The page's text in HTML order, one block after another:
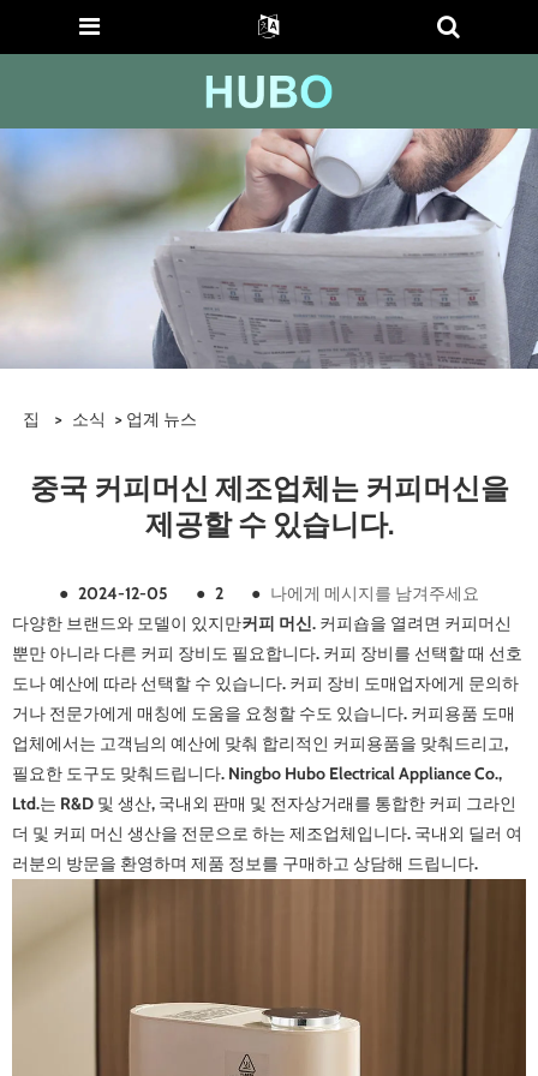
집 > 소식 > 업계 뉴스
중국 커피머신 제조업체는 커피머신을
제공할 수 있습니다.
● 2024-12-05 ● 2 ● 나에게 메시지를 남겨주세요
다양한 브랜드와 모델이 있지만커피 머신. 커피숍을 열려면 커피머신
뿐만 아니라 다른 커피 장비도 필요합니다. 커피 장비를 선택할 때 선호
도나 예산에 따라 선택할 수 있습니다. 커피 장비 도매업자에게 문의하
거나 전문가에게 매칭에 도움을 요청할 수도 있습니다. 커피용품 도매
업체에서는 고객님의 예산에 맞춰 합리적인 커피용품을 맞춰드리고,
필요한 도구도 맞춰드립니다. Ningbo Hubo Electrical Appliance Co.,
Ltd.는 R&D 및 생산, 국내외 판매 및 전자상거래를 통합한 커피 그라인
더 및 커피 머신 생산을 전문으로 하는 제조업체입니다. 국내외 딜러 여
러분의 방문을 환영하며 제품 정보를 구매하고 상담해 드립니다.